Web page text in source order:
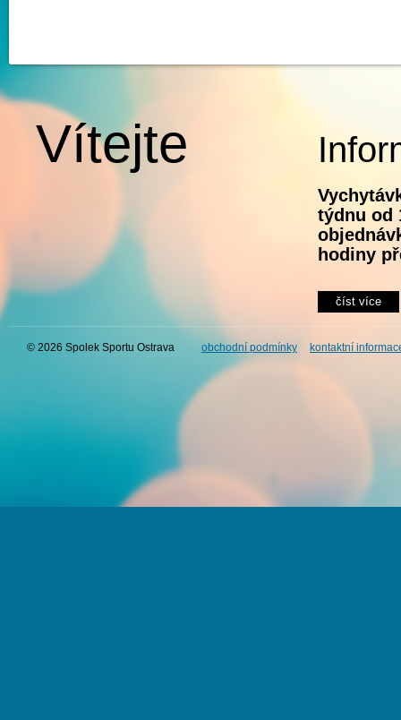
Vítejte
týdnu od
hodiny
číst více
© 2026 Spolek Sportu Ostrava obchodní podmínky kontaktní